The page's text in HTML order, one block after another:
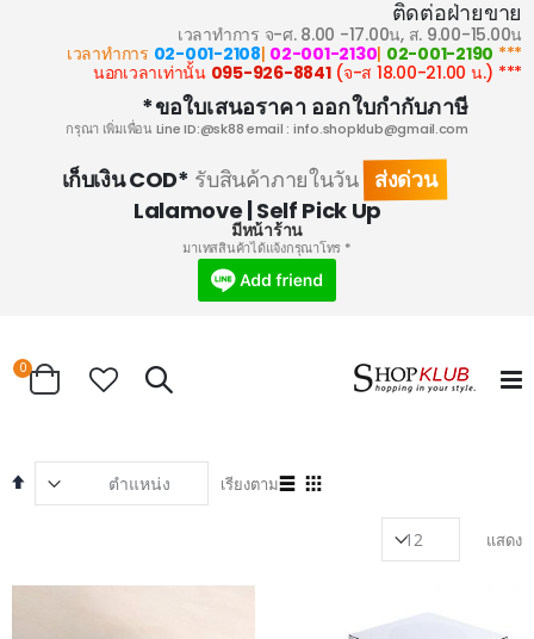
ติดต่อฝ่ายขาย
เวลาทำการ จ-ศ. 8.00 -17.00น, ส. 9.00-15.00น
*** เวลาทำการ
02-001-2108| 02-001-2130| 02-001-2190
*** นอกเวลาเท่านั้น
095-926-8841(จ-ส 18.00-21.00 น.)
ขอใบเสนอราคา ออกใบกำกับภาษี*
กรุณา เพิ่มเพื่อน Line ID:@sk88 email : info.shopklub@gmail.com
ส่งด่วน
เก็บเงิน COD* รับสินค้าภายในวัน
Lalamove | Self Pick Up
มีหน้าร้าน
* มาเทสสินค้าได้แจ้งกรุณาโทร
Search
Cart
0
เรียงตามView
แสดง